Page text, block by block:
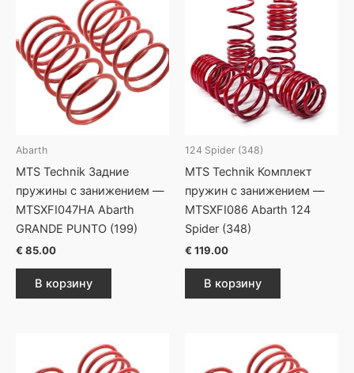
Abarth
MTS Technik Задние
пружины с занижением —
MTSXFI047HA Abarth
GRANDE PUNTO (199)
€ 85.00
В корзину
124 Spider (348)
MTS Technik Комплект
пружин с занижением —
MTSXFI086 Abarth 124
Spider (348)
€ 119.00
В корзину